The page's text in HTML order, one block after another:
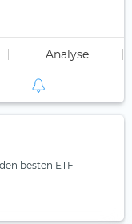
Analyse
besten ETF-